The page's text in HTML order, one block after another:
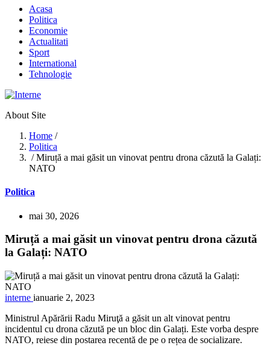
Acasa
Politica
Economie
Actualitati
Sport
International
Tehnologie
About Site
Home /
Politica
/ Miruță a mai găsit un vinovat pentru drona căzută la Galați:
NATO
Politica
mai 30, 2026
Miruță a mai găsit un vinovat pentru drona căzută
la Galați: NATO
interne ianuarie 2, 2023
Ministrul Apărării Radu Miruţă a găsit un alt vinovat pentru
incidentul cu drona căzută pe un bloc din Galați. Este vorba despre
NATO, reiese din postarea recentă de pe o rețea de socializare.